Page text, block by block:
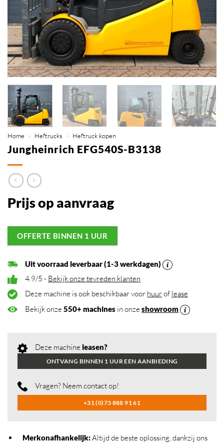
Home » Heftrucks » Heftruck kopen
Jungheinrich EFG540S-B3138
Prijs op aanvraag
OFFERTE BINNEN 1 UUR
Uit voorraad leverbaar (1-3 werkdagen)
4.9/5 - Bekijk onze tevreden klanten
Deze machine is ook beschikbaar voor huurof lease
Bekijk onze550+ machines in onzeshowroom
Deze machine leasen?
ONTVANG BINNEN 1 UUR EEN AANBIEDING
Vragen? Neem contact op!
+31 (0)73 888 91 61
Merkonafhankelijk:Altijd de beste oplossing, dankzij ons